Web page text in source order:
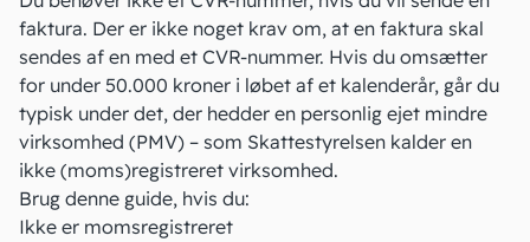
faktura. Der er ikke noget krav om, at en faktura skal
sendes af en med et CVR-nummer. Hvis du omsætter
for under 50.000 kroner i løbet af et kalenderår, går du
typisk under det, der hedder en personlig ejet mindre
virksomhed (PMV) – som Skattestyrelsen kalder en
ikke (moms)registreret virksomhed.
Brug denne guide, hvis du:
Ikke er momsregistreret